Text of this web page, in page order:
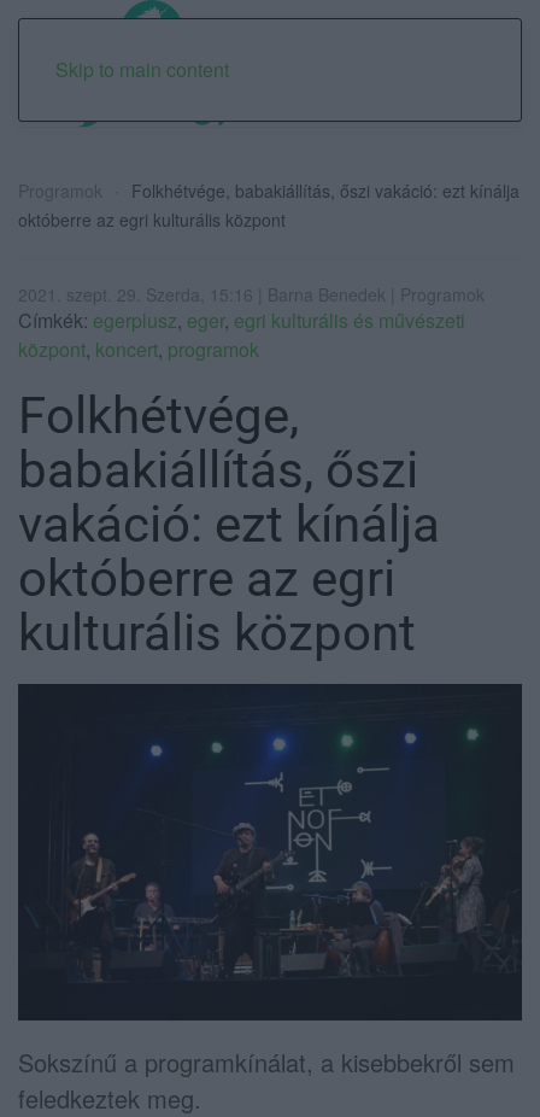
Skip to main content
Programok
Folkhétvége, babakiállítás, őszi vakáció: ezt kínálja
októberre az egri kulturális központ
2021. szept. 29. Szerda, 15:16 | Barna Benedek | Programok
Címkék: egerplusz, eger, egri kulturális és művészeti
központ, koncert, programok
Folkhétvége,
babakiállítás, őszi
vakáció: ezt kínálja
októberre az egri
kulturális központ
Sokszínű a programkínálat, a kisebbekről sem
feledkeztek meg.